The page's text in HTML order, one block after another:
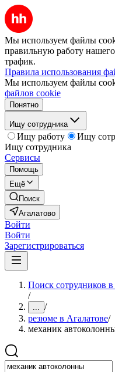
Мы используем файлы
правильную работу нашего
трафик.
Правила использования
Мы используем файлы
файлов cookie
Понятно
Ищу сотрудника
Ищу работу
Ищу
Ищу сотрудника
Сервисы
Помощь
Ещё
Поиск
Агалатово
Войти
Войти
Зарегистрироваться
Поиск сотрудников в
/
... /
резюме в Агалатове/
механик